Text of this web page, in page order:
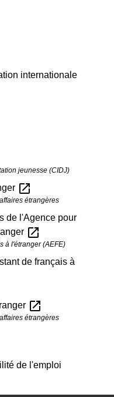
internationale
jeunesse (CIDJ)
open_in_new
étrangères
de l'Agence pour
open_in_new
à l'étranger (AEFE)
de français à
open_in_new
étrangères
de l'emploi